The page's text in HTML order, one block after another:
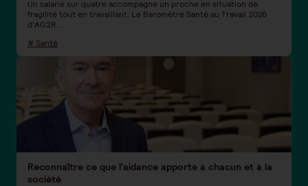
Un salarié sur quatre accompagne un proche en situation de
fragilité tout en travaillant. Le Baromètre Santé au Travail 2026
d'AG2R...
# Santé
Reconnaître ce que l'aidance apporte à chacun et à la
société